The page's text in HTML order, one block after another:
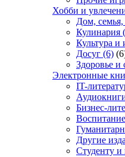
Хобби и
Дом, семья,
Кулинария
Культура и
Досуг (6)
Здоровье и
Электронные
IT-
Бизнес-
Другие
Студенту